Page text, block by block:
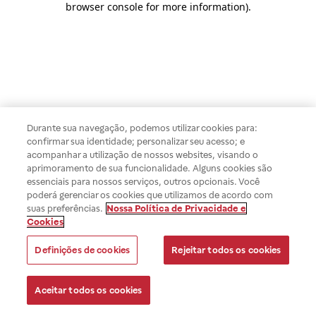
browser console for more information).
Durante sua navegação, podemos utilizar cookies para:
confirmar sua identidade; personalizar seu acesso; e
acompanhar a utilização de nossos websites, visando o
aprimoramento de sua funcionalidade. Alguns cookies são
essenciais para nossos serviços, outros opcionais. Você
poderá gerenciar os cookies que utilizamos de acordo com
suas preferências. Nossa Política de Privacidade e
Cookies
Definições de cookies Rejeitar todos os cookies
Aceitar todos os cookies